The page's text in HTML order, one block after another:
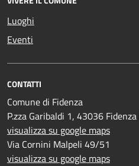
Luoghi
Eventi
CONTATTI
Comune di Fidenza
P.zza Garibaldi 1, 43036 Fidenza
visualizza su google maps
Via Cornini Malpeli 49/51
visualizza su google maps